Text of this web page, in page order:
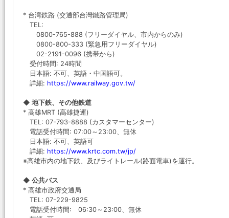
* 台湾鉄路 (交通部台灣鐵路管理局)
TEL:
0800-765-888 (フリーダイヤル、市内からのみ)
0800-800-333 (緊急用フリーダイヤル)
02-2191-0096 (携帯から)
受付時間: 24時間
日本語: 不可、英語・中国語可。
詳細: https://www.railway.gov.tw/
◆ 地下鉄、その他鉄道
* 高雄MRT (高雄捷運)
TEL: 07-793-8888 (カスタマーセンター)
電話受付時間: 07:00～23:00、無休
日本語: 不可、英語可
詳細: https://www.krtc.com.tw/jp/
※高雄市内の地下鉄、及びライトレール(路面電車)を運行。
◆ 公共バス
* 高雄市政府交通局
TEL: 07-229-9825
電話受付時間: 06:30～23:00、無休